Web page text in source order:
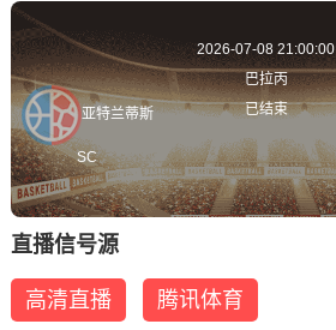
亚特兰蒂斯
SC
2026-07-08 21:00:00
巴拉丙
已结束
直播信号源
高清直播 腾讯体育